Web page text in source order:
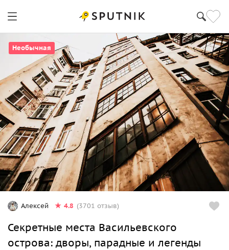
Необычная
Алексей 4.8 (3701 отзыв)
Секретные места Васильевского
острова: дворы, парадные и легенды